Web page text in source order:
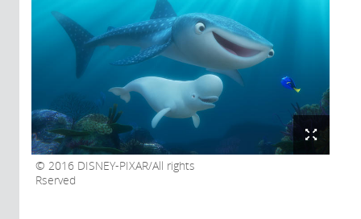
2016 DISNEY-PIXAR/All rights
Rserved